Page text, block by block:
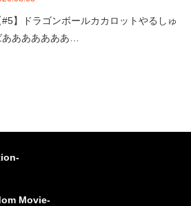
#5】ドラゴンボールカカロットやるしゅ
あああああああ…
Movie-